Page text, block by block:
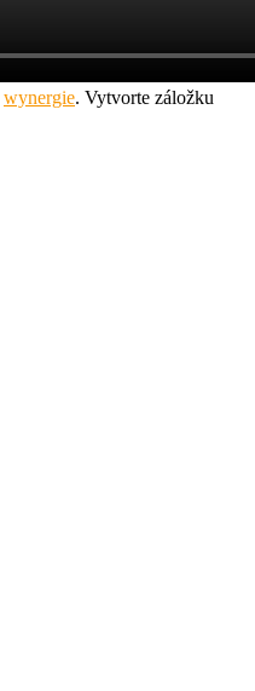
wynergie. Vytvorte záložku